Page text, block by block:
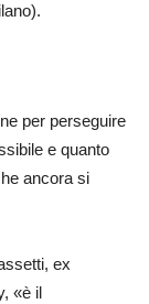
per perseguire
e quanto
ancora si
ex
«è il